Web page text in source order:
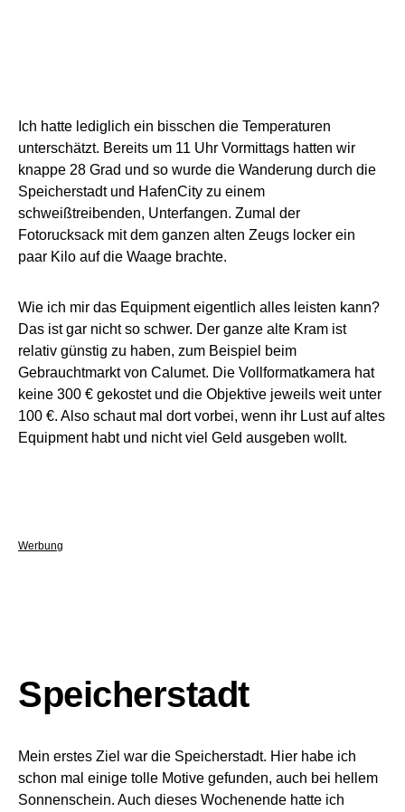
Ich hatte lediglich ein bisschen die Temperaturen
unterschätzt. Bereits um 11 Uhr Vormittags hatten wir
knappe 28 Grad und so wurde die Wanderung durch die
Speicherstadt und HafenCity zu einem
schweißtreibenden, Unterfangen. Zumal der
Fotorucksack mit dem ganzen alten Zeugs locker ein
paar Kilo auf die Waage brachte.
Wie ich mir das Equipment eigentlich alles leisten kann?
Das ist gar nicht so schwer. Der ganze alte Kram ist
relativ günstig zu haben, zum Beispiel beim
Gebrauchtmarkt von Calumet. Die Vollformatkamera hat
keine 300 € gekostet und die Objektive jeweils weit unter
100 €. Also schaut mal dort vorbei, wenn ihr Lust auf altes
Equipment habt und nicht viel Geld ausgeben wollt.
Werbung
Speicherstadt
Mein erstes Ziel war die Speicherstadt. Hier habe ich
schon mal einige tolle Motive gefunden, auch bei hellem
Sonnenschein. Auch dieses Wochenende hatte ich